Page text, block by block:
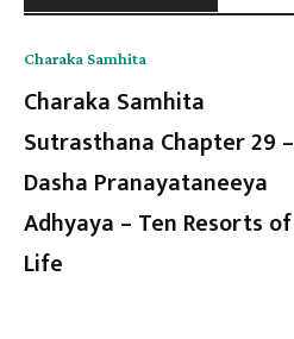
Charaka Samhita
Charaka Samhita
Sutrasthana Chapter 29 –
Dasha Pranayataneeya
Adhyaya – Ten Resorts of
Life